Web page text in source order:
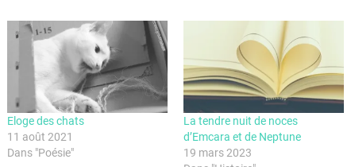
Eloge des chats
11 août 2021
Dans "Poésie"
La tendre nuit de noces
d’Emcara et de Neptune
19 mars 2023